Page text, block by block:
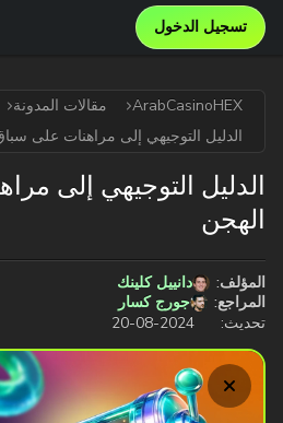
تسجيل الدخول
ArabCasinoHEX
مقالات المدونة
الدليل التوجيهي إلى مراهنات على
الدليل التوجيهي إلى
الهجن
المؤلف:
دانييل كلينك
المراجع:
جورج كسار
تحديث:
2024-08-20